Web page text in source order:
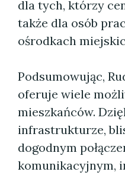
dla tych, którzy
także dla osób
ośrodkach
Podsumowując,
oferuje wiele
mieszkańców.
infrastrukturze,
dogodnym
komunikacyjnym,